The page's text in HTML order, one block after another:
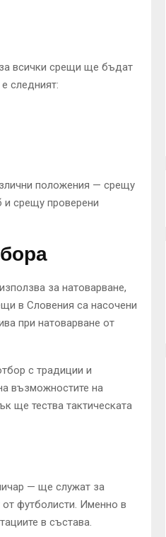
за всички срещи ще бъдат
следният:
положения — срещу
срещу проверени
за натоварване,
в Словения са насочени
при натоварване от
с традиции и
възможностите на
ще тества тактическата
— ще служат за
футболисти. Именно в
в състава.